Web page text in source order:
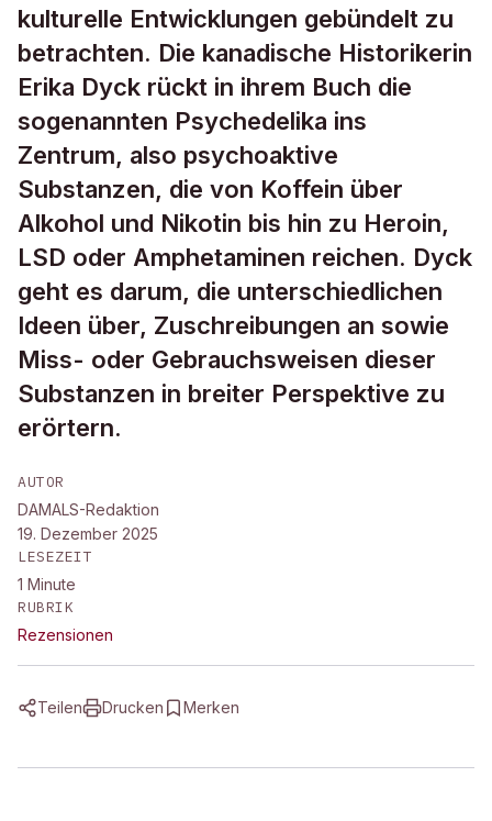
kulturelle Entwicklungen gebündelt zu
betrachten. Die kanadische Historikerin
Erika Dyck rückt in ihrem Buch die
sogenannten Psychedelika ins
Zentrum, also psychoaktive
Substanzen, die von Koffein über
Alkohol und Nikotin bis hin zu Heroin,
LSD oder Amphetaminen reichen. Dyck
geht es darum, die unterschiedlichen
Ideen über, Zuschreibungen an sowie
Miss- oder Gebrauchsweisen dieser
Substanzen in breiter Perspektive zu
erörtern.
AUTOR
DAMALS-Redaktion
19. Dezember 2025
LESEZEIT
1 Minute
RUBRIK
Rezensionen
Teilen Drucken Merken